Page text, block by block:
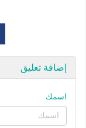
إضافة تعليق
اسمك